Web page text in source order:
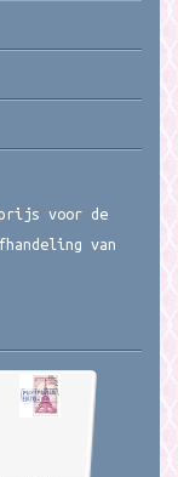
voor de
van